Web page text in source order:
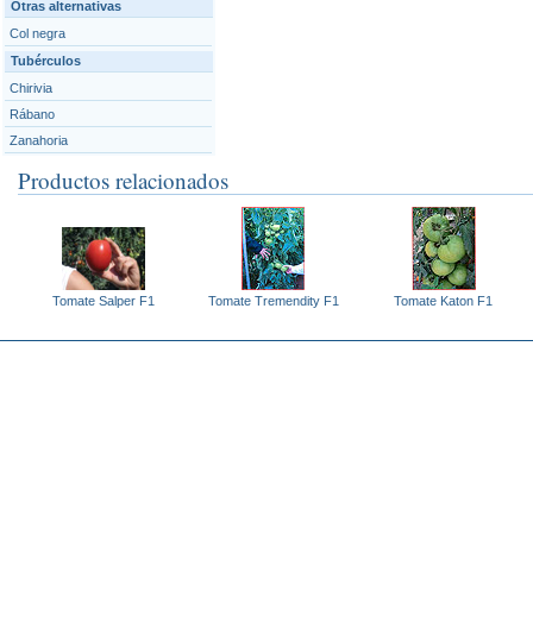
Otras alternativas
Col negra
Tubérculos
Chirivia
Rábano
Zanahoria
Productos relacionados
Tomate Salper F1 Tomate Tremendity F1 Tomate Katon F1